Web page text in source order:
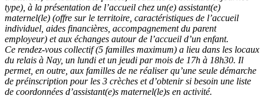
type), à la présentation de l’accueil chez un(e) assistant(e)
maternel(le) (offre sur le territoire, caractéristiques de l’accueil
individuel, aides financières, accompagnement du parent
employeur) et aux échanges autour de l’accueil d’un enfant.
Ce rendez-vous collectif (5 familles maximum) a lieu dans les locaux
du relais à Nay, un lundi et un jeudi par mois de 17h à 18h30. Il
permet, en outre, aux familles de ne réaliser qu’une seule démarche
de préinscription pour les 3 crèches et d’obtenir si besoin une liste
de coordonnées d’assistant(e)s maternel(le)s en activité.